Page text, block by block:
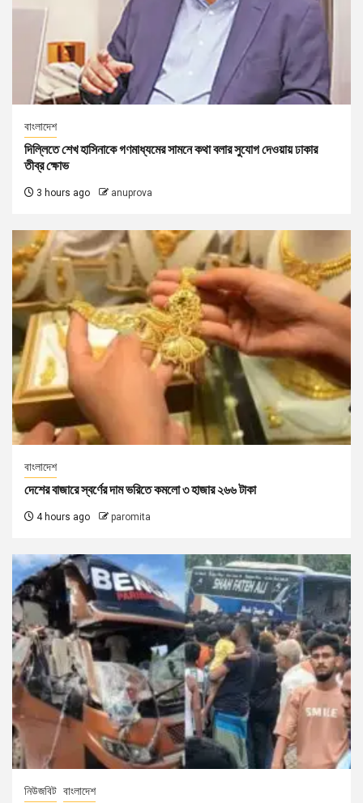
বাংলাদেশ
দিল্লিতে শেখ হাসিনাকে গণমাধ্যমের সামনে কথা বলার সুযোগ দেওয়ায় ঢাকার
তীব্র ক্ষোভ
3 hours ago anuprova
বাংলাদেশ
দেশের বাজারে স্বর্ণের দাম ভরিতে কমলো ৩ হাজার ২৬৬ টাকা
4 hours ago paromita
নিউজবিট বাংলাদেশ